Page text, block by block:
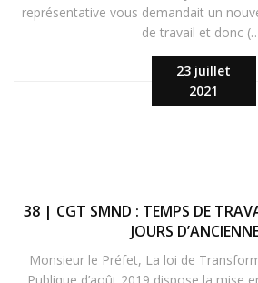
23 juillet
2021
représentative vous demandait un
de travail et donc
38 | CGT SMND : TEMPS DE
JOURS
Monsieur le Préfet, La loi de